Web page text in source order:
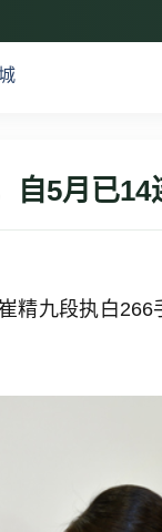
自5月已14
精九段执白